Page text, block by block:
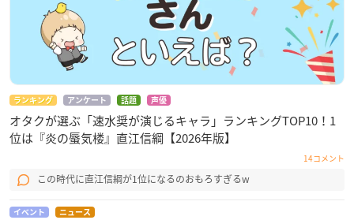
ランキング アンケート 話題 声優
オタクが選ぶ「速水奨が演じるキャラ」ランキングTOP10！1
位は『炎の蜃気楼』直江信綱【2026年版】
14コメント
この時代に直江信綱が1位になるのおもろすぎるw
イベント ニュース